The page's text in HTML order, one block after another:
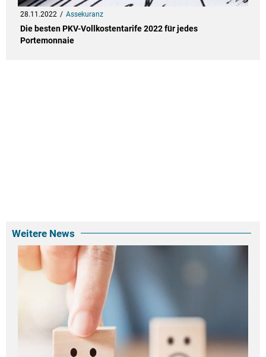
28.11.2022 Assekuranz
Die besten PKV-Vollkostentarife 2022 für jedes
Portemonnaie
Weitere News